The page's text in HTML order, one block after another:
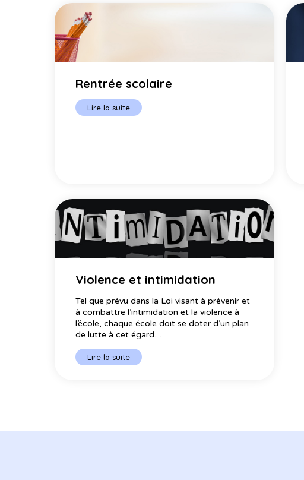
Rentrée scolaire
Lire la suite
Violence et intimidation
Tel que prévu dans la Loi visant à prévenir et
à combattre l’intimidation et la violence à
l’école, chaque école doit se doter d’un plan
de lutte à cet égard....
Lire la suite